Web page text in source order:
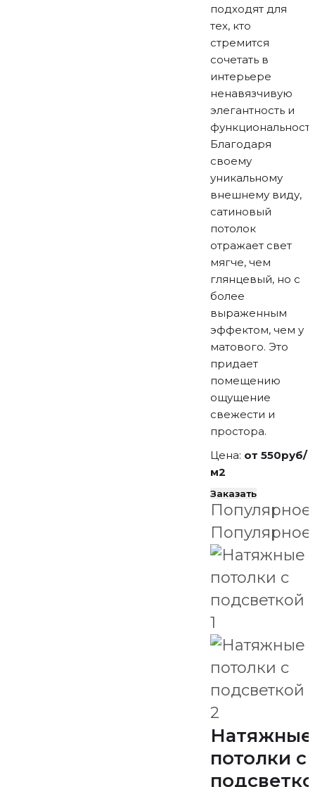
подходят для
тех, кто
стремится
сочетать в
интерьере
ненавязчивую
элегантность и
Благодаря
своему
уникальному
внешнему виду,
сатиновый
потолок
отражает свет
мягче, чем
глянцевый, но с
более
выраженным
эффектом, чем у
матового. Это
придает
помещению
ощущение
свежести и
простора.
Цена: от 550руб/
м2
Заказать
Популярное
Популярное
Натяжные
потолки с